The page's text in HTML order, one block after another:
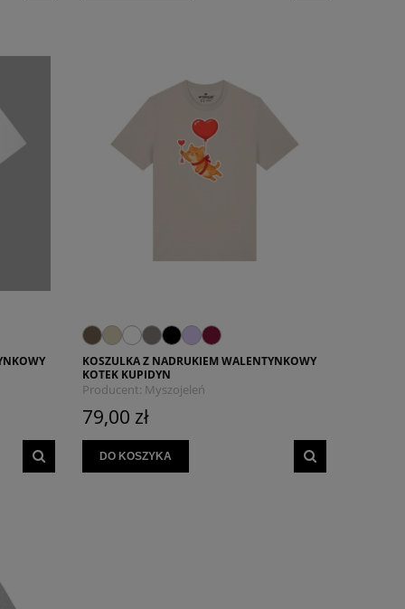
KOSZULKA Z NADRUKIEM WALENTYNKOWY
KOTEK KUPIDYN
Producent: Myszojeleń
79,00 zł
DO KOSZYKA